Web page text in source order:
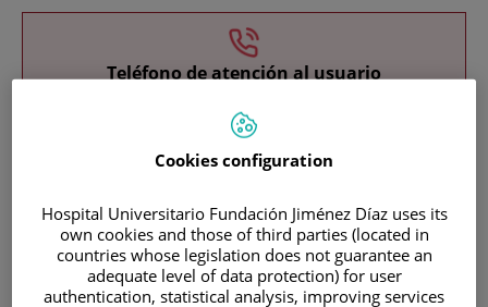
Teléfono de atención al usuario
900 301 013
|INFORMACIÓN PARA PACIENTES
HIPERTROFIA BENIGNADE PRÓSTATA (HBP)
Cookies configuration
Hospital Universitario Fundación Jiménez Díaz uses its
own cookies and those of third parties (located in
countries whose legislation does not guarantee an
adequate level of data protection) for user
authentication, statistical analysis, improving services